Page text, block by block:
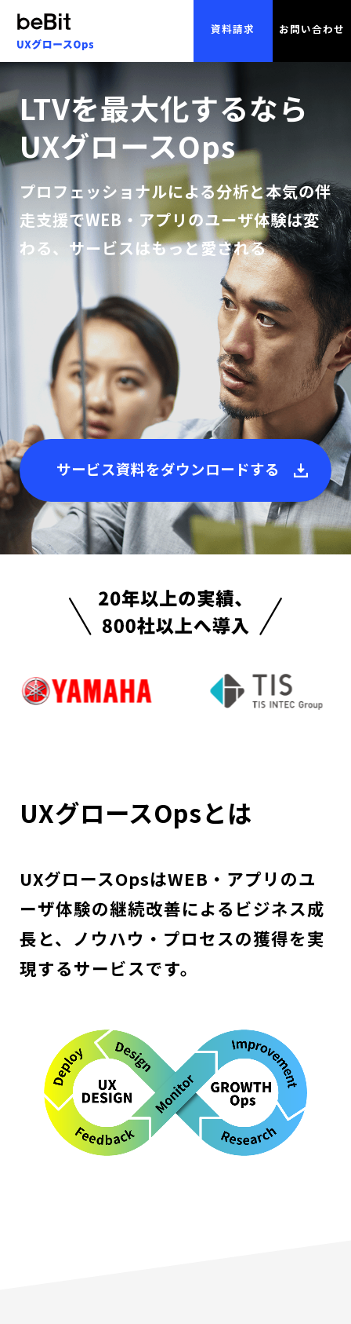
資料請求 お問い合わせ
LTVを最大化するなら
UXグロースOps
プロフェッショナルによる分析と本気の伴
走支援でWEB・アプリのユーザ体験は変
わる、サービスはもっと愛される
サービス資料をダウンロードする
UXグロースOpsとは
UXグロースOpsはWEB・アプリのユ
ーザ体験の継続改善によるビジネス成
長と、ノウハウ・プロセスの獲得を実
現するサービスです。